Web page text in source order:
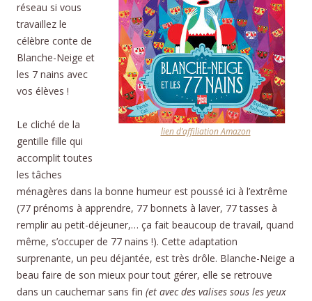
lien d’affiliation Amazon
réseau si vous
travaillez le
célèbre conte de
Blanche-Neige et
les 7 nains avec
vos élèves !
Le cliché de la
gentille fille qui
accomplit toutes
les tâches
ménagères dans la bonne humeur est poussé ici à l’extrême
(77 prénoms à apprendre, 77 bonnets à laver, 77 tasses à
remplir au petit-déjeuner,… ça fait beaucoup de travail, quand
même, s’occuper de 77 nains !). Cette adaptation
surprenante, un peu déjantée, est très drôle. Blanche-Neige a
beau faire de son mieux pour tout gérer, elle se retrouve
dans un cauchemar sans fin (et avec des valises sous les yeux